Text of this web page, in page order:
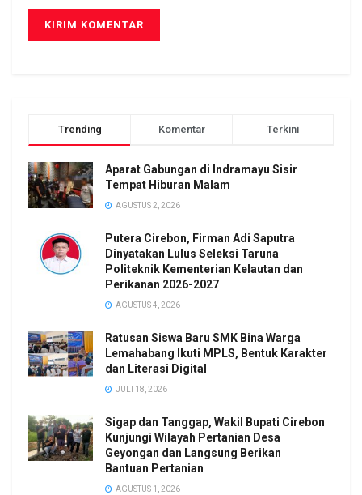
Trending Komentar Terkini
Aparat Gabungan di Indramayu Sisir
Tempat Hiburan Malam
AGUSTUS 2, 2026
Putera Cirebon, Firman Adi Saputra
Dinyatakan Lulus Seleksi Taruna
Politeknik Kementerian Kelautan dan
Perikanan 2026-2027
AGUSTUS 4, 2026
Ratusan Siswa Baru SMK Bina Warga
Lemahabang Ikuti MPLS, Bentuk Karakter
dan Literasi Digital
JULI 18, 2026
Sigap dan Tanggap, Wakil Bupati Cirebon
Kunjungi Wilayah Pertanian Desa
Geyongan dan Langsung Berikan
Bantuan Pertanian
AGUSTUS 1, 2026